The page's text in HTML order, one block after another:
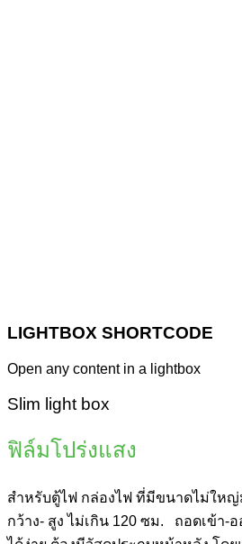
LIGHTBOX SHORTCODE
Open any content in a lightbox
Slim light box
ฟิล์มโปร่งแสง
สำหรับตู้ไฟ กล่องไฟ ที่มีขนาดไม่ให
กว้าง- สูง ไม่เกิน 120 ซม. ถอดเข้า-